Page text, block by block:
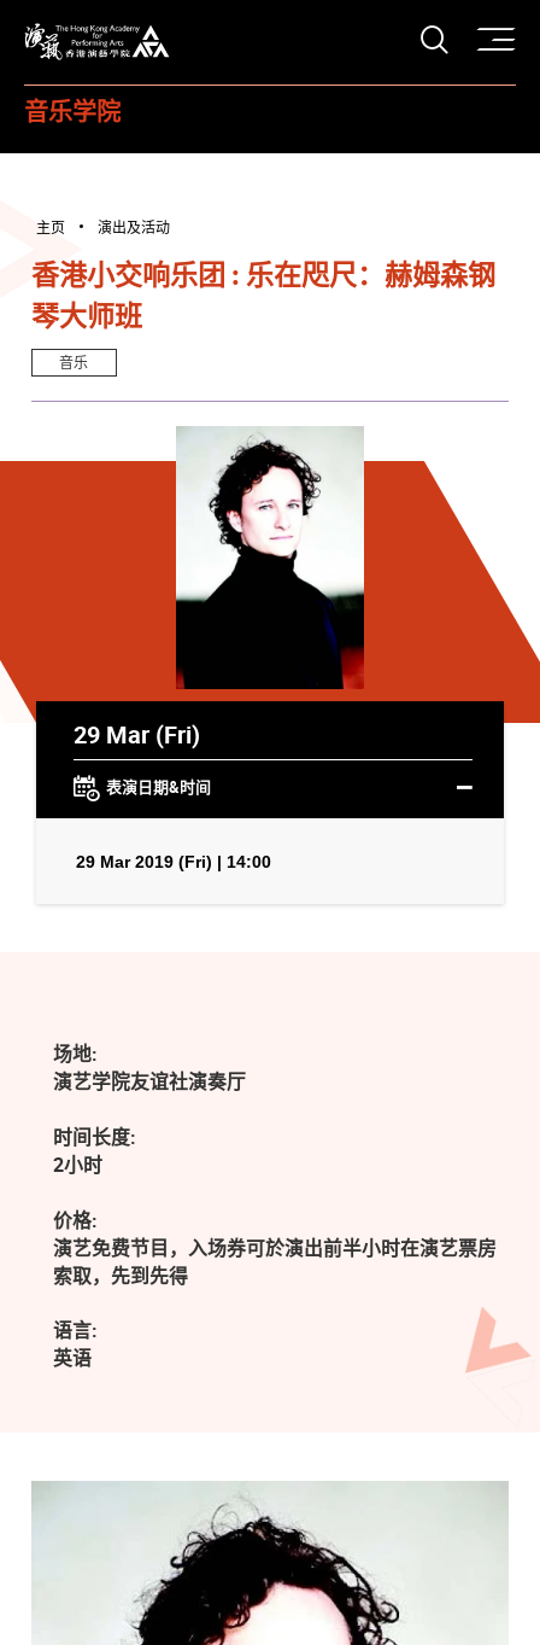
打开
音乐学院
主页 演出及活动
香港小交响乐团 : 乐在咫尺：赫姆森钢
琴大师班
音乐
29 Mar (Fri)
表演日期&时间
29 Mar 2019 (Fri) | 14:00
场地:
演艺学院友谊社演奏厅
时间长度:
2小时
价格:
演艺免费节目，入场券可於演出前半小时在演艺票房
索取，先到先得
语言:
英语